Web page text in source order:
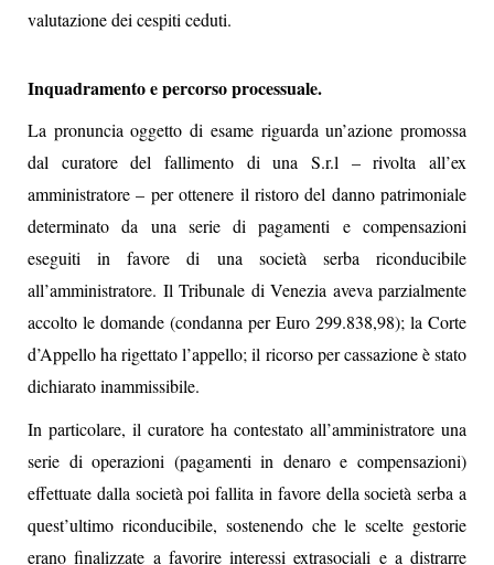
valutazione dei cespiti ceduti.
Inquadramento e percorso processuale.
La pronuncia oggetto di esame riguarda un’azione promossa
dal curatore del fallimento di una S.r.l – rivolta all’ex
amministratore – per ottenere il ristoro del danno patrimoniale
determinato da una serie di pagamenti e compensazioni
eseguiti in favore di una società serba riconducibile
all’amministratore. Il Tribunale di Venezia aveva parzialmente
accolto le domande (condanna per Euro 299.838,98); la Corte
d’Appello ha rigettato l’appello; il ricorso per cassazione è stato
dichiarato inammissibile.
In particolare, il curatore ha contestato all’amministratore una
serie di operazioni (pagamenti in denaro e compensazioni)
effettuate dalla società poi fallita in favore della società serba a
quest’ultimo riconducibile, sostenendo che le scelte gestorie
erano finalizzate a favorire interessi extrasociali e a distrarre